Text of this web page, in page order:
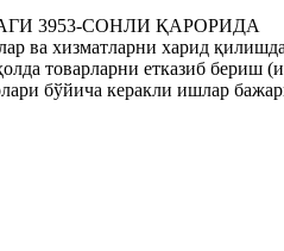
3953-СОНЛИ ҚАРОРИДА
ва хизматларни харид
товарларни етказиб
бўйича керакли ишлар